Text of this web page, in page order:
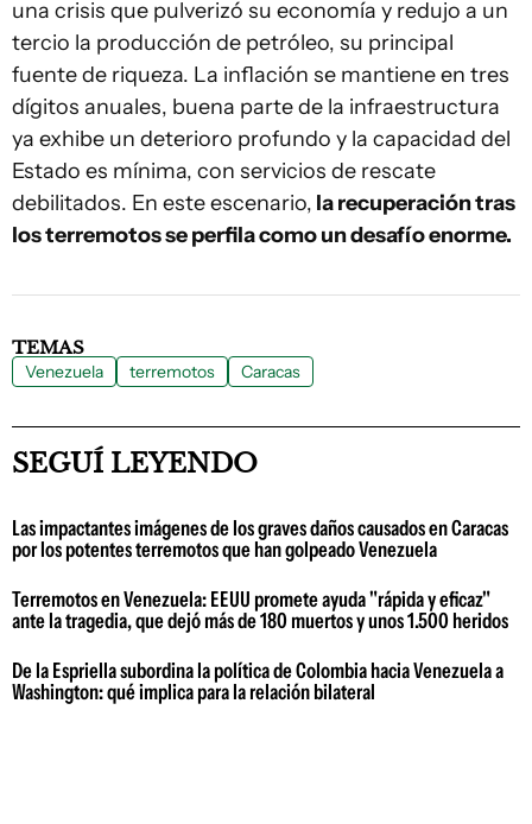
una crisis que pulverizó su economía y redujo a un
tercio la producción de petróleo, su principal
fuente de riqueza. La inflación se mantiene en tres
dígitos anuales, buena parte de la infraestructura
ya exhibe un deterioro profundo y la capacidad del
Estado es mínima, con servicios de rescate
debilitados. En este escenario, la recuperación tras
los terremotos se perfila como un desafío enorme.
TEMAS
Venezuela terremotos Caracas
SEGUÍ LEYENDO
Las impactantes imágenes de los graves daños causados en Caracas
por los potentes terremotos que han golpeado Venezuela
Terremotos en Venezuela: EEUU promete ayuda "rápida y eficaz"
ante la tragedia, que dejó más de 180 muertos y unos 1.500 heridos
De la Espriella subordina la política de Colombia hacia Venezuela a
Washington: qué implica para la relación bilateral